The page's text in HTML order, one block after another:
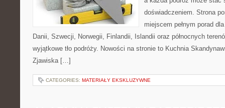
doświadczeniem. Strona
miejscem pełnym porad
Danii, Szwecji, Norwegii, Finlandii, Islandii oraz północnych
wyjątkowe tło podróży. Nowości na stronie to Kuchnia
Zjawiska […]
CATEGORIES: MATERIAŁY EKSKLUZYWNE